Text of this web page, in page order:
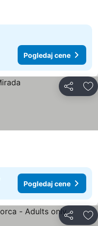
Pogledaj cene
Deli
Pogledaj cene
Deli